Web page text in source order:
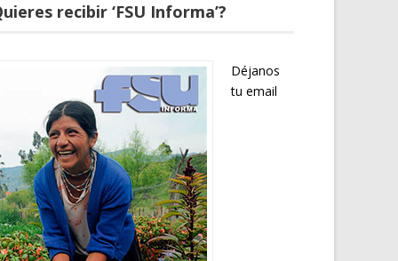
recibir ‘FSU Informa’?
Déjanos
tu email